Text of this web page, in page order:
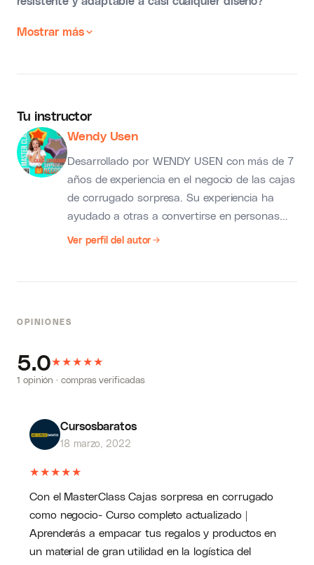
Mostrar más
Tu instructor
Wendy Usen
Desarrollado por WENDY USEN con más de 7
años de experiencia en el negocio de las cajas
de corrugado sorpresa. Su experiencia ha
ayudado a otras a convertirse en personas
independientes y dueños de sus propios
Ver perfil del autor
OPINIONES
5.0★★★★★
1 opinión · compras verificadas
Cursosbaratos
18 marzo, 2022
★★★★★
Con el MasterClass Cajas sorpresa en corrugado
como negocio- Curso completo actualizado |
Aprenderás a empacar tus regalos y productos en
un material de gran utilidad en la logística del